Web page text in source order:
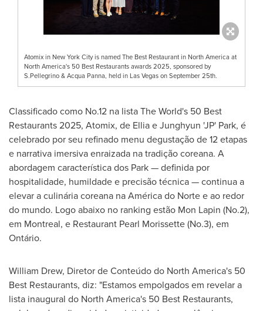
Atomix in New York City is named The Best Restaurant in North America at
North America's 50 Best Restaurants awards 2025, sponsored by
S.Pellegrino & Acqua Panna, held in Las Vegas on September 25th.
Classificado como No.12 na lista The World's 50 Best
Restaurants 2025, Atomix, de Ellia e Junghyun 'JP' Park, é
celebrado por seu refinado menu degustação de 12 etapas
e narrativa imersiva enraizada na tradição coreana. A
abordagem característica dos Park — definida por
hospitalidade, humildade e precisão técnica — continua a
elevar a culinária coreana na América do Norte e ao redor
do mundo. Logo abaixo no ranking estão Mon Lapin (No.2),
em Montreal, e Restaurant Pearl Morissette (No.3), em
Ontário.
William Drew, Diretor de Conteúdo do North America's 50
Best Restaurants, diz: "Estamos empolgados em revelar a
lista inaugural do North America's 50 Best Restaurants,